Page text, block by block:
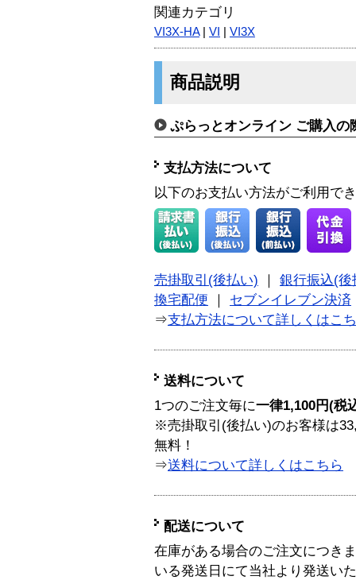
関連カテゴリ
VI3X-HA| VI VI3X
商品説明
ぷらっとオンライン ご購入の
支払方法について
以下のお支払い方法がご利用で
売掛取引(後払い)
銀行振込(後
換宅配便
セブンイレブン決済
⇒支払方法について詳しくはこ
送料について
1つのご注文毎に一律1,100円(税
※売掛取引(後払い)のお客様は
無料！
⇒送料について詳しくはこちら
配送について
在庫がある場合のご注文につき
いる発送日にて当社より発送い